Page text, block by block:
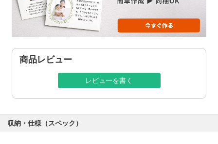
商品レビュー
レビューを書く
収納・仕様（スペック）